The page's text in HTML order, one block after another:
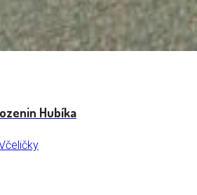
Hubíka